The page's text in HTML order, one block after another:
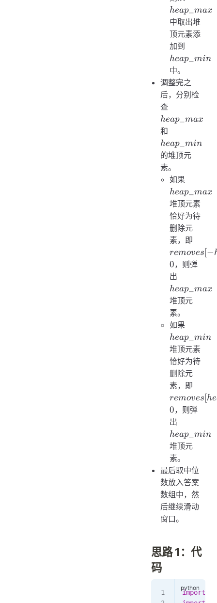
heap max
中取出堆
顶元素添
加到
heap min
中。
调整完之
后，分别检
查
heap max
和
heap min
的堆顶元
素。
如果
heap max
堆顶元素
恰好为待
删除元
素，即
> 0
removes [−
0，则弹
出
heap max
堆顶元
素。
如果
heap min
堆顶元素
恰好为待
删除元
素，即
> 0
removes [he
0，则弹
出
heap min
堆顶元
素。
最后取中位
数放入答案
数组中，然
后继续滑动
窗口。
思路 1：代
码
import